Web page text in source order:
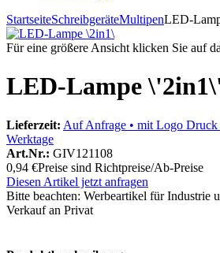
StartseiteSchreibgeräteMultipenLED-
Für eine größere Ansicht klicken Sie auf
LED-Lampe
Lieferzeit: Auf Anfrage • mit Logo
Werktage
Art.Nr.: GIV121108
0,94 €Preise sind Richtpreise/Ab-Preise
Diesen Artikel jetzt anfragen
Bitte beachten: Werbeartikel für Industrie
Verkauf an Privat